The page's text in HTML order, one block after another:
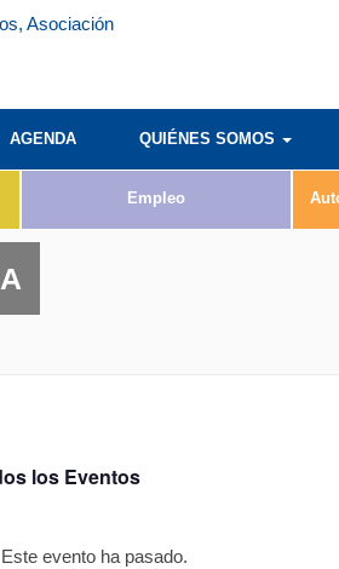
AGENDA QUIÉNES SOMOS
Empleo
los Eventos
Este evento ha pasado.